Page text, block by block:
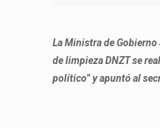
La Ministra de
de limpieza DNZT se
político” y apuntó al